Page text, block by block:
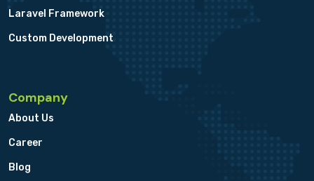
Laravel Framework
Custom Development
Company
About Us
Career
Blog